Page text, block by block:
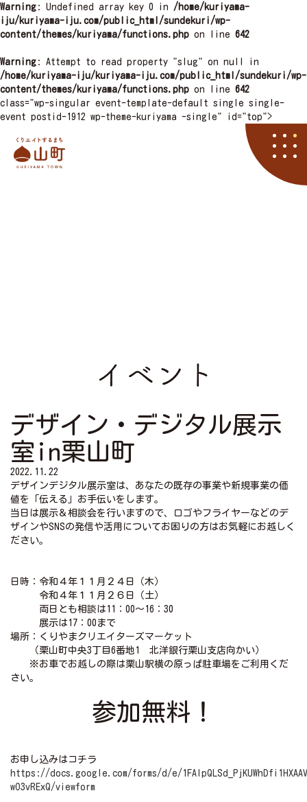
Warning : Undefined array key 0 in /home/kuriyama-
iju/kuriyama-iju.com/public_html/sundekuri/wp-
content/themes/kuriyama/functions.php on line 642
Warning : Attempt to read property "slug" on null in
/home/kuriyama-iju/kuriyama-iju.com/public_html/sundekuri/wp-
content/themes/kuriyama/functions.php on line 642
class="wp-singular event-template-default single single-
event postid-1912 wp-theme-kuriyama -single" id="top">
デザイン・デジタル展示
室in栗山町
2022.11.22
デザインデジタル展示室は、あなたの既存の事業や新規事業の価
値を「伝える」お手伝いをします。
当日は展示＆相談会を行いますので、ロゴやフライヤーなどのデ
ザインやSNSの発信や活用についてお困りの方はお気軽にお越しく
ださい。
日時：令和４年１１月２４日（木）
令和４年１１月２６日（土）
両日とも相談は11：00～16：30
展示は17：00まで
場所：くりやまクリエイターズマーケット
（栗山町中央3丁目6番地1 北洋銀行栗山支店向かい）
※お車でお越しの際は栗山駅横の原っぱ駐車場をご利用くだ
さい。
参加無料！
お申し込みはコチラ
https://docs.google.com/forms/d/e/
wO3vRExQ/viewform